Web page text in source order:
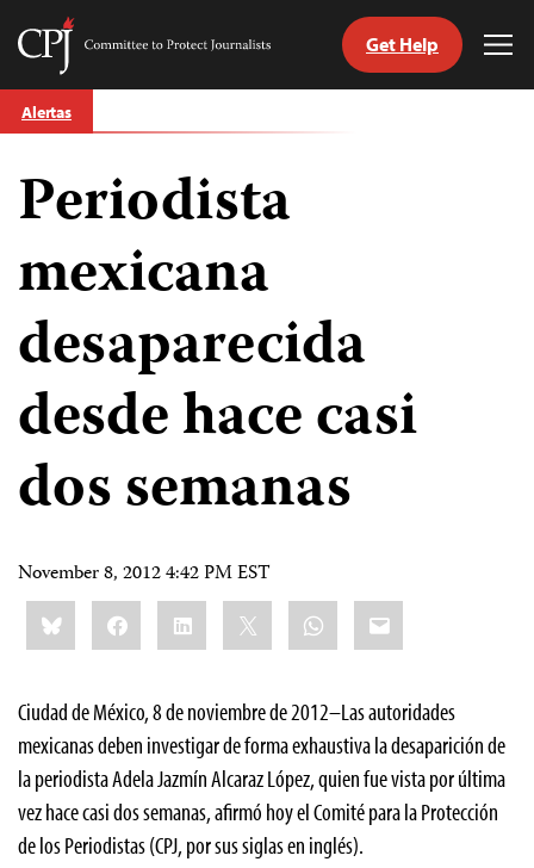
Skip
to
Committee
Journalists
Get Help
Alertas
Periodista
mexicana
desaparecida
desde hace casi
dos semanas
November 8, 2012 4:42 PM EST
Share
this:BlueskyFacebookLinkedIn WhatsApp
Email
Ciudad de México, 8 de noviembre de 2012–Las autoridades
mexicanas deben investigar de forma exhaustiva la desaparición de
la periodista Adela Jazmín Alcaraz López, quien fue vista por última
vez hace casi dos semanas, afirmó hoy el Comité para la Protección
de los Periodistas (CPJ, por sus siglas en inglés).